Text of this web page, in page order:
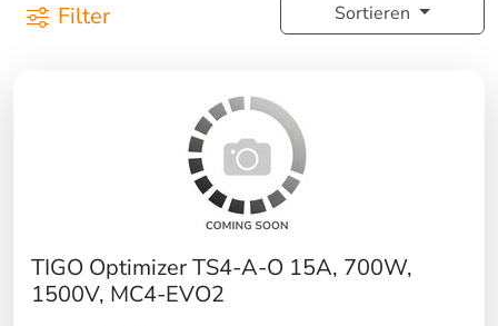
Filter Sortieren
TIGO Optimizer TS4-A-O 15A, 700W,
1500V, MC4-EVO2